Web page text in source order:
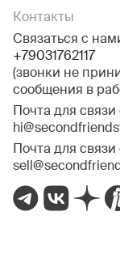
Контакты
Связаться с
+79031762117
(звонки не
сообщения в
Почта для
Почта для